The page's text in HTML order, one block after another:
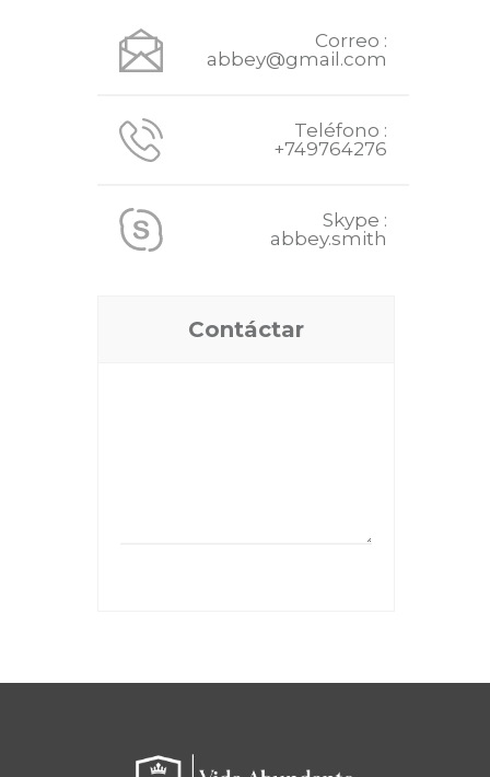
Correo :
abbey@gmail.com
Teléfono :
+749764276
Skype :
abbey.smith
Contáctar